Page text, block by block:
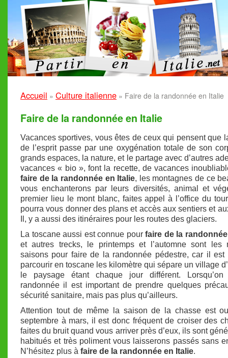
Accueil » Culture italienne » Faire de la randonnée en Italie
Faire de la randonnée en Italie
Vacances sportives, vous êtes de ceux qui pensent que
de l’esprit passe par une oxygénation totale de son
grands espaces, la nature, et le partage avec d’autres
vacances « bio », font la recette, de vacances
faire de la randonnée en Italie, les montagnes de ce
vous enchanterons par leurs diversités, animal et
premier lieu le mont blanc, faites appel à l’office du
pourra vous donner des plans et accès aux sentiers et
Il, y a aussi des itinéraires pour les routes des glaciers.
La toscane aussi est connue pourfaire de la
et autres trecks, le printemps et l’automne sont les
saisons pour faire de la randonnée pédestre, car il est
parcourir en toscane les kilomètre qui sépare un village
le paysage étant chaque jour différent.
randonnée il est important de prendre quelques
sécurité sanitaire, mais pas plus qu’ailleurs.
Attention tout de même la saison de la chasse est
septembre à mars, il est donc fréquent de croiser des
faites du bruit quand vous arriver près d’eux, ils sont
habitués et très poliment vous laisserons passés sans
N’hésitez plus à faire de la randonnée en Italie.